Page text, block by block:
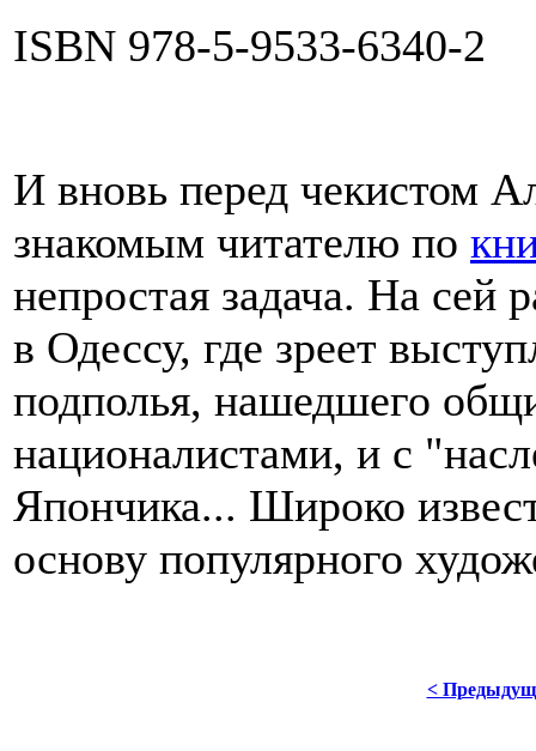
ISBN 978-5-9533-6340-2
И вновь перед чекистом
знакомым читателю по
непростая задача. На сей
в Одессу, где зреет
подполья, нашедшего
националистами, и с
Япончика... Широко
основу популярного
<